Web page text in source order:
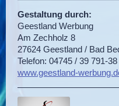
Gestaltung durch:
Geestland Werbung
Am Zechholz 8
27624 Geestland / Bad
Telefon: 04745 / 39 791-38
www.geestland-